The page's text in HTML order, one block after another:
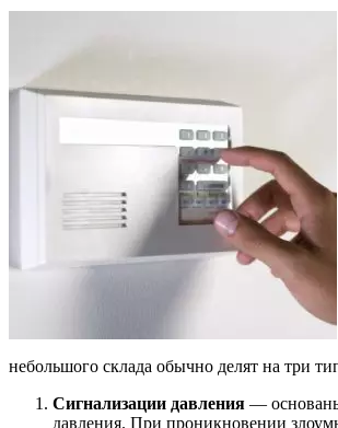
небольшого склада обычно делят на три
Сигнализации давления —
давления. При проникновении